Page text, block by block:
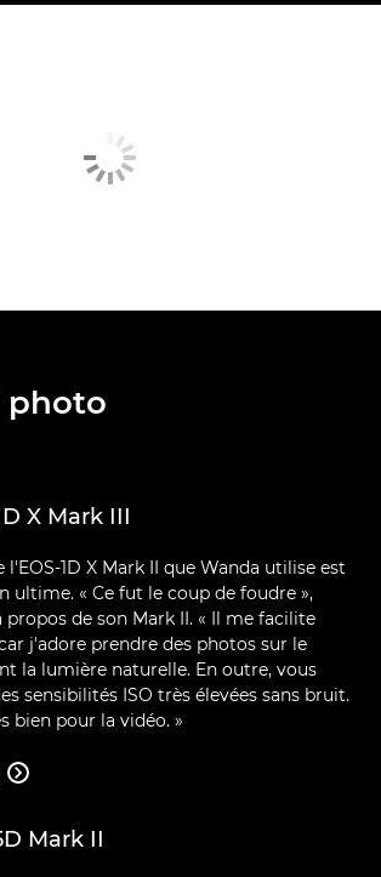
photo
X Mark III
l'EOS-1D X Mark II que Wanda utilise est
ultime. « Ce fut le coup de foudre »,
propos de son Mark II. « Il me facilite
j'adore prendre des photos sur le
la lumière naturelle. En outre, vous
sensibilités ISO très élevées sans bruit.
bien pour la vidéo. »

Mark II